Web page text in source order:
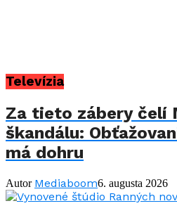
Televízia
Za tieto zábery čelí
škandálu:
má dohru
Autor Mediaboom6. augusta 2026